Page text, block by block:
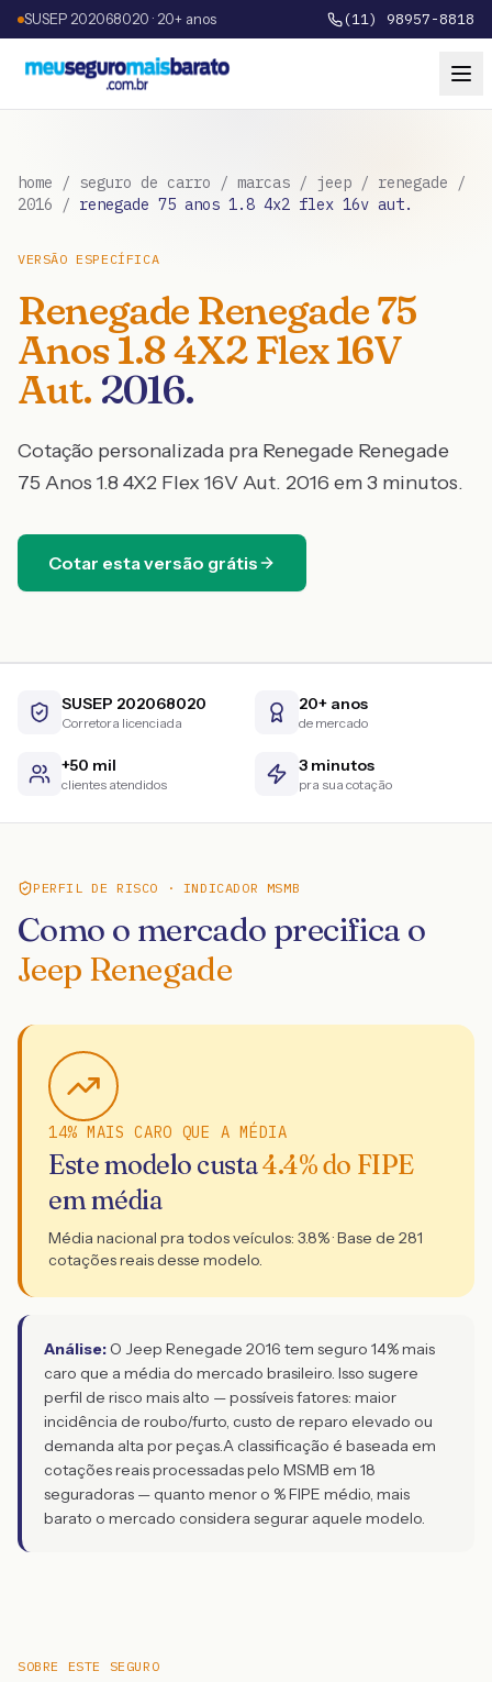
SUSEP 202068020 · 20+ anos (11) 98957-8818
home / seguro de carro / marcas / jeep / renegade /
2016 / renegade 75 anos 1.8 4x2 flex 16v aut.
VERSÃO ESPECÍFICA
Renegade Renegade 75
Anos 1.8 4X2 Flex 16V
Aut. 2016.
Cotação personalizada pra Renegade Renegade
75 Anos 1.8 4X2 Flex 16V Aut. 2016 em 3 minutos.
Cotar esta versão grátis
SUSEP 202068020
Corretora licenciada
20+ anos
de mercado
+50 mil
clientes atendidos
3 minutos
pra sua cotação
PERFIL DE RISCO · INDICADOR MSMB
Como o mercado precifica o
Jeep Renegade
14% MAIS CARO QUE A MÉDIA
Este modelo custa4.4% do FIPE
em média
Média nacional pra todos veículos: 3.8% · Base de 281
cotações reais desse modelo.
Análise: O Jeep Renegade 2016 tem seguro 14% mais
caro que a média do mercado brasileiro. Isso sugere
perfil de risco mais alto — possíveis fatores: maior
incidência de roubo/furto, custo de reparo elevado ou
demanda alta por peças.A classificação é baseada em
cotações reais processadas pelo MSMB em 18
seguradoras — quanto menor o % FIPE médio, mais
barato o mercado considera segurar aquele modelo.
SOBRE ESTE SEGURO